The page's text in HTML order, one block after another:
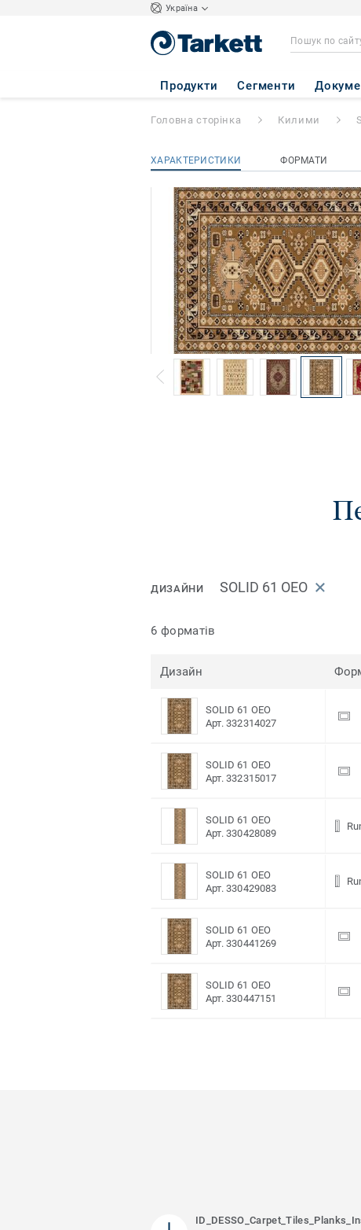
Україна
Продукти Сегменти
Solid - SOLID 61
Головна сторінка Килими
ХАРАКТЕРИСТИКИ ФОРМАТИ
ДИЗАЙНИ SOLID 61 OEO
6 форматів
Дизайн
SOLID 61 OEO
Арт. 332314027
SOLID 61 OEO
Арт. 332315017
SOLID 61 OEO
Арт. 330428089
SOLID 61 OEO
Арт. 330429083
SOLID 61 OEO
Арт. 330441269
SOLID 61 OEO
Арт. 330447151